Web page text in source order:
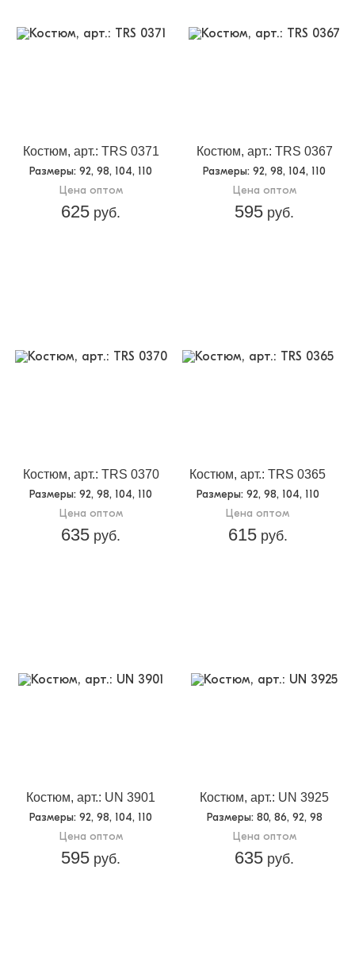
украшена лаконичным качественным принтом
Костюм, арт.: TRS 0371
Размеры: 92, 98, 104, 110
Цена оптом
625 руб.
Костюм, арт.: TRS 0367
Размеры: 92, 98, 104, 110
Цена оптом
595 руб.
Костюм, арт.: TRS 0370
Размеры: 92, 98, 104, 110
Цена оптом
635 руб.
Костюм, арт.: TRS 0365
Размеры: 92, 98, 104, 110
Цена оптом
615руб.
Костюм, арт.: UN 3901
Размеры: 92, 98, 104, 110
Цена оптом
595 руб.
Костюм, арт.: UN 3925
Размеры: 80, 86, 92, 98
Цена оптом
635 руб.